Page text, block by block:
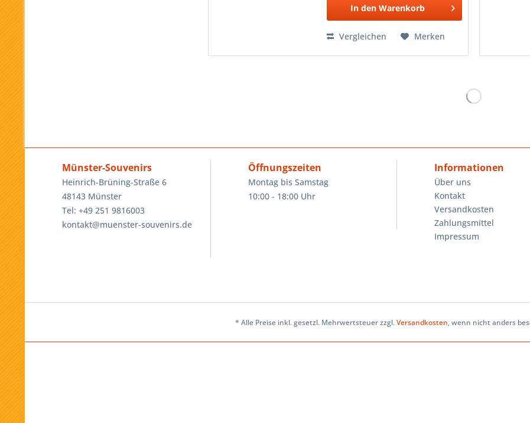
In den Warenkorb
Vergleichen Merken
Münster-Souvenirs
Heinrich-Brüning-Straße 6
48143 Münster
Tel: +49 251 9816003
kontakt@muenster-souvenirs.de
Öffnungszeiten
Montag bis Samstag
10:00 - 18:00 Uhr
Informationen
Über uns
Kontakt
Versandkosten
Zahlungsmittel
Impressum
* Alle Preise inkl. gesetzl. Mehrwertsteuer zzgl.Versandkosten, wenn nicht anders